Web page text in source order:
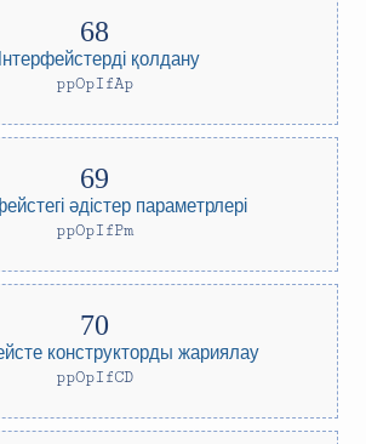
қолдану
ppOpIfAp
әдістер параметрлері
ppOpIfPm
конструкторды жариялау
ppOpIfCD